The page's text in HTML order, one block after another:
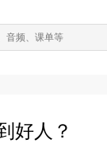
好人？